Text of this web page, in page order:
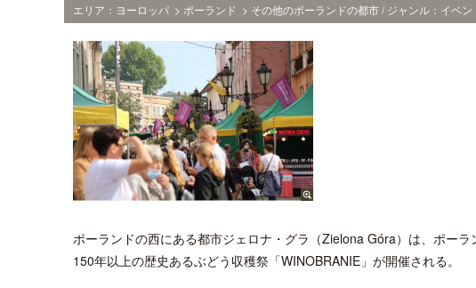
エリア：ヨーロッパ > ポーランド > その他のポーランドの都市 / ジャンル：イベン
ポーランドの西にある都市ジェロナ・グラ（Zielona Góra）は、ポー
150年以上の歴史あるぶどう収穫祭「WINOBRANIE」が開催される。